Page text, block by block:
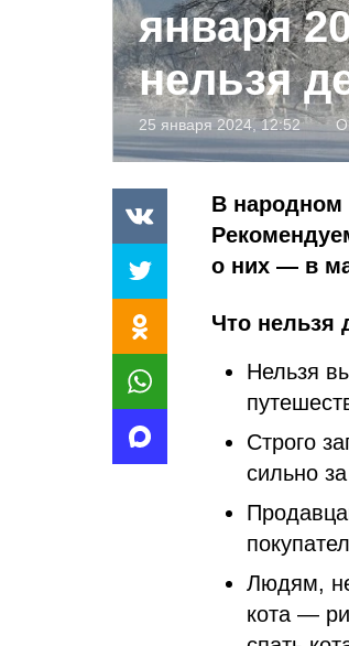
января
нельзя
25 января 2024, 12:52
В народном
о них — в
Что нельзя
Нельзя
Строго
сильно
Людям,
кота —